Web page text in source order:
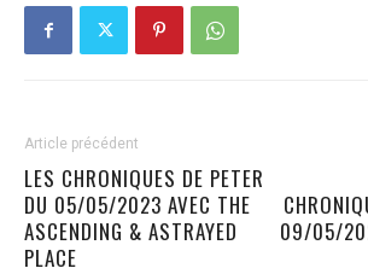
Article précédent
LES CHRONIQUES DE PETER
DU 05/05/2023 AVEC THE
ASCENDING & ASTRAYED
PLACE
09/05/